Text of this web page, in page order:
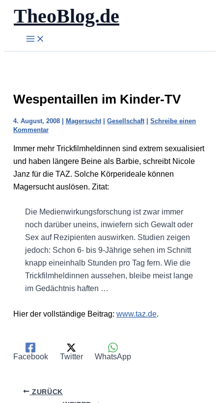
Zum
Inhalt
springen
TheoBlog.de
Wespentaillen im Kinder-TV
4. August, 2008 | Magersucht| Gesellschaft| Schreibe einen
Kommentar
Immer mehr Trickfilmheldinnen sind extrem sexualisiert
und haben längere Beine als Barbie, schreibt Nicole
Janz für die TAZ. Solche Körperideale können
Magersucht auslösen. Zitat:
Die Medienwirkungsforschung ist zwar immer
noch darüber uneins, inwiefern sich Gewalt oder
Sex auf Rezipienten auswirken. Studien zeigen
jedoch: Schon 6- bis 9-Jährige sehen im Schnitt
knapp eineinhalb Stunden pro Tag fern. Wie die
Trickfilmheldinnen aussehen, bleibe meist lange
im Gedächtnis haften …
Hier der vollständige Beitrag: www.taz.de.
Facebook Twitter WhatsApp
ZURÜCK